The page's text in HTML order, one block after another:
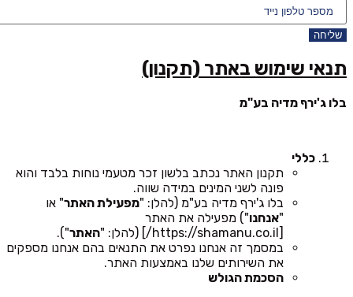
שליחה
תנאי שימוש באתר (תקנון)
בלו ג'ירף מדיה בע"מ
כללי
תקנון האתר נכתב בלשון זכר מטעמי נוחות בלבד והוא
פונה לשני המינים במידה שווה.
בלו ג'ירף מדיה בע"מ (להלן: "מפעילת האתר" או
"אנחנו") מפעילה את האתר
[https://shamanu.co.il/] (להלן: "
האתר").
במסמך זה אנחנו נפרט את התנאים בהם אנחנו מספקים
את השירותים שלנו באמצעות האתר.
הסכמת הגולש